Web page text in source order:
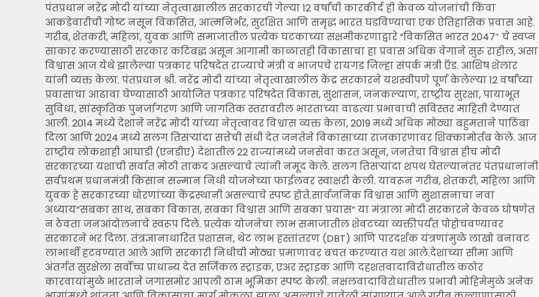
पंतप्रधान नरेंद्र मोदी यांच्या नेतृत्वाखालील सरकारची गेल्या 12 वर्षांची कारकीर्द ही केवळ योजनांची किंवा
आकडेवारीची गोष्ट नसून विकसित, आत्मनिर्भर, सुरक्षित आणि समृद्ध भारत घडविण्याचा एक ऐतिहासिक प्रवास आहे.
गरीब, शेतकरी, महिला, युवक आणि समाजातील प्रत्येक घटकाच्या सक्षमीकरणाद्वारे “विकसित भारत 2047″ चे स्वप्न
साकार करण्यासाठी सरकार कटिबद्ध असून आगामी काळातही विकासाचा हा प्रवास अधिक वेगाने सुरू राहील, असा
विश्वास आज येथे झालेल्या पत्रकार परिषदेत राज्याचे मंत्री व भाजपचे रायगड जिल्हा संपर्क मंत्री ऍड. आशिष शेलार
यांनी व्यक्त केला. पंतप्रधान श्री. नरेंद्र मोदी यांच्या नेतृत्वाखालील केंद्र सरकारने यशस्वीपणे पूर्ण केलेल्या 12 वर्षांच्या
प्रवासाचा आढावा घेण्यासाठी आयोजित पत्रकार परिषदेत विकास, सुशासन, जनकल्याण, राष्ट्रीय सुरक्षा, पायाभूत
सुविधा, सांस्कृतिक पुनर्जागरण आणि जागतिक स्तरावरील भारताच्या वाढत्या प्रभावाची सविस्तर माहिती देण्यात
आली. 2014 मध्ये देशाने नरेंद्र मोदी यांच्या नेतृत्वावर विश्वास व्यक्त केला, 2019 मध्ये अधिक मोठ्या बहुमताने पाठिंबा
दिला आणि 2024 मध्ये सलग तिसऱ्यांदा सत्तेची संधी देत जनतेने विकासाच्या राजकारणावर शिक्कामोर्तब केले. आज
राष्ट्रीय लोकशाही आघाडी (एनडीए) देशातील 22 राज्यांमध्ये जनसेवा करत असून, जनतेचा विश्वास हीच मोदी
सरकारच्या यशाची सर्वात मोठी ताकद असल्याचे त्यांनी नमूद केले. सलग तिसऱ्यांदा शपथ घेतल्यानंतर पंतप्रधानांनी
सर्वप्रथम प्रधानमंत्री किसान सन्मान निधी योजनेच्या फाईलवर स्वाक्षरी केली. यावरून गरीब, शेतकरी, महिला आणि
युवक हे सरकारच्या धोरणांच्या केंद्रस्थानी असल्याचे स्पष्ट होते.सार्वजनिक विश्वास आणि सुशासनाचा नवा
अध्याय”सबका साथ, सबका विकास, सबका विश्वास आणि सबका प्रयास” या मंत्राला मोदी सरकारने केवळ घोषणेत
न ठेवता जनआंदोलनाचे स्वरूप दिले. प्रत्येक योजनेचा लाभ समाजातील शेवटच्या व्यक्तीपर्यंत पोहोचवण्यावर
सरकारने भर दिला. तंत्रज्ञानाधारित प्रशासन, थेट लाभ हस्तांतरण (DBT) आणि पारदर्शक यंत्रणांमुळे लाखो बनावट
लाभार्थी हटवण्यात आले आणि सरकारी निधीची मोठ्या प्रमाणावर बचत करण्यात यश आले.देशाच्या सीमा आणि
अंतर्गत सुरक्षेला सर्वोच्च प्राधान्य देत सर्जिकल स्ट्राइक, एअर स्ट्राइक आणि दहशतवादाविरोधातील कठोर
कारवायांमुळे भारताने जगासमोर आपली ठाम भूमिका स्पष्ट केली. नक्षलवादाविरोधातील प्रभावी मोहिमेमुळे अनेक